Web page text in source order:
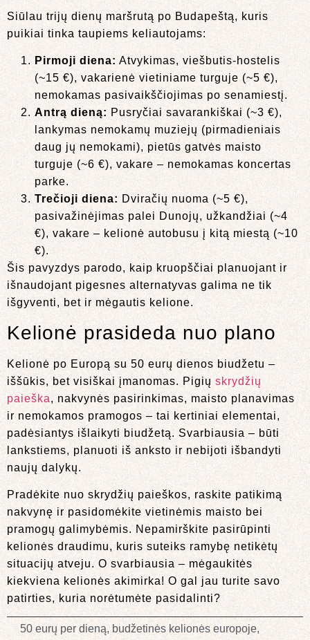
Siūlau trijų dienų maršrutą po Budapeštą, kuris
puikiai tinka taupiems keliautojams:
Pirmoji diena: Atvykimas, viešbutis-hostelis
(~15 €), vakarienė vietiniame turguje (~5 €),
nemokamas pasivaikščiojimas po senamiestį.
Antrą dieną: Pusryčiai savarankiškai (~3 €),
lankymas nemokamų muziejų (pirmadieniais
daug jų nemokami), pietūs gatvės maisto
turguje (~6 €), vakare – nemokamas koncertas
parke.
Trečioji diena: Dviračių nuoma (~5 €),
pasivažinėjimas palei Dunojų, užkandžiai (~4
€), vakare – kelionė autobusu į kitą miestą (~10
€).
Šis pavyzdys parodo, kaip kruopščiai planuojant ir
išnaudojant pigesnes alternatyvas galima ne tik
išgyventi, bet ir mėgautis kelione.
Kelionė prasideda nuo plano
Kelionė po Europą su 50 eurų dienos biudžetu –
iššūkis, bet visiškai įmanomas. Pigių skrydžių
paieška, nakvynės pasirinkimas, maisto planavimas
ir nemokamos pramogos – tai kertiniai elementai,
padėsiantys išlaikyti biudžetą. Svarbiausia – būti
lankstiems, planuoti iš anksto ir nebijoti išbandyti
naujų dalykų.
Pradėkite nuo skrydžių paieškos, raskite patikimą
nakvynę ir pasidomėkite vietinėmis maisto bei
pramogų galimybėmis. Nepamirškite pasirūpinti
kelionės draudimu, kuris suteiks ramybę netikėtų
situacijų atveju. O svarbiausia – mėgaukitės
kiekviena kelionės akimirka! O gal jau turite savo
patirties, kuria norėtumėte pasidalinti?
50 eurų per dieną, budžetinės kelionės europoje,